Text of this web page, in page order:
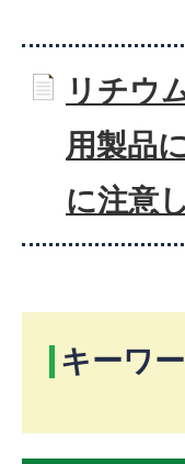
リチウ
用製品
に注意
キーワ